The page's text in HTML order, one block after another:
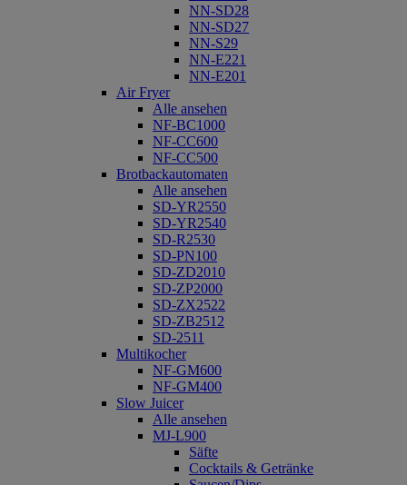
NN-SD28
NN-SD27
NN-S29
NN-E221
NN-E201
Air Fryer
Alle ansehen
NF-BC1000
NF-CC600
NF-CC500
Brotbackautomaten
Alle ansehen
SD-YR2550
SD-YR2540
SD-R2530
SD-PN100
SD-ZD2010
SD-ZP2000
SD-ZX2522
SD-ZB2512
SD-2511
Multikocher
NF-GM600
NF-GM400
Slow Juicer
Alle ansehen
MJ-L900
Säfte
Cocktails & Getränke